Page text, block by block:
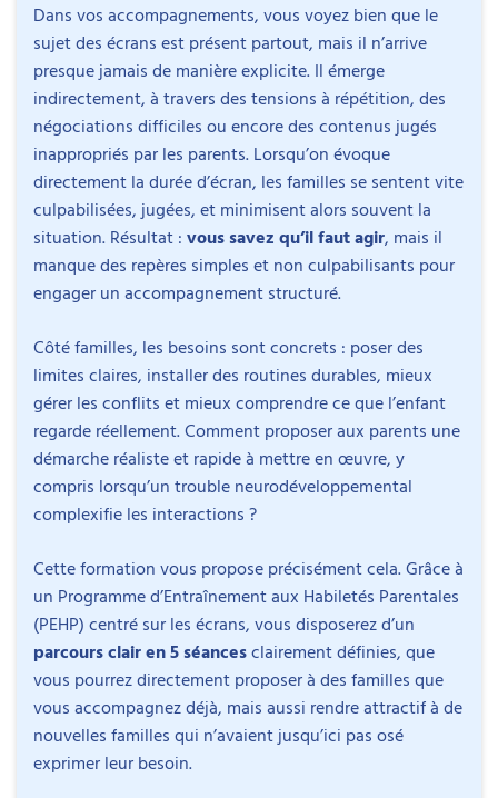
Dans vos accompagnements, vous voyez bien que le
sujet des écrans est présent partout, mais il n’arrive
presque jamais de manière explicite. Il émerge
indirectement, à travers des tensions à répétition, des
négociations difficiles ou encore des contenus jugés
inappropriés par les parents. Lorsqu’on évoque
directement la durée d’écran, les familles se sentent vite
culpabilisées, jugées, et minimisent alors souvent la
situation. Résultat : vous savez qu’il faut agir, mais il
manque des repères simples et non culpabilisants pour
engager un accompagnement structuré.
Côté familles, les besoins sont concrets : poser des
limites claires, installer des routines durables, mieux
gérer les conflits et mieux comprendre ce que l’enfant
regarde réellement. Comment proposer aux parents une
démarche réaliste et rapide à mettre en œuvre, y
compris lorsqu’un trouble neurodéveloppemental
complexifie les interactions ?
Cette formation vous propose précisément cela. Grâce à
un Programme d’Entraînement aux Habiletés Parentales
(PEHP) centré sur les écrans, vous disposerez d’un
parcours clair en 5 séancesclairement définies, que
vous pourrez directement proposer à des familles que
vous accompagnez déjà, mais aussi rendre attractif à de
nouvelles familles qui n’avaient jusqu’ici pas osé
exprimer leur besoin.
Programme détaillé avec
planning
SessionPIXEL-2- démarrage le7 septembre
2026
100% en ligne
En amont
Le 03/09
Ouverture de l'espace de
formation
A partir du 07/09
Présentation
de suivi du
Comment ça se passe
Ici, c'est vous qui tenez le calendrier.